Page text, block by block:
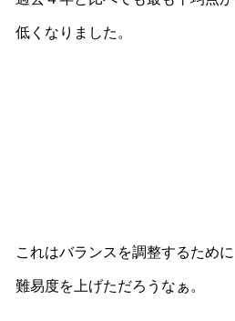
低くなりました。
これはバランスを調整するために
難易度を上げただろうなぁ。